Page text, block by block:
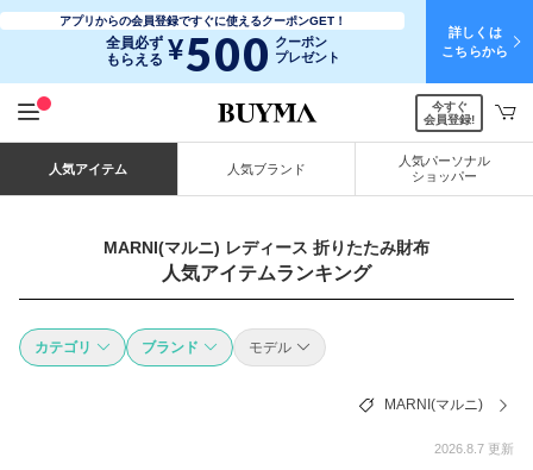
アプリからの会員登録ですぐに使えるクーポンGET！
全員必ず
もらえる ¥500 クーポン
プレゼント
詳しくは
こちらから
今すぐ
会員登録!
人気アイテム 人気ブランド
人気パーソナル
ショッパー
MARNI(マルニ) レディース 折りたたみ財布
人気アイテムランキング
カテゴリ ブランド モデル
MARNI(マルニ)
2026.8.7 更新